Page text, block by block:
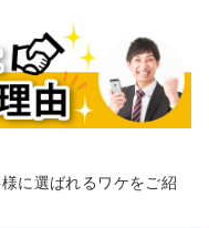
に選ばれるワケをご紹